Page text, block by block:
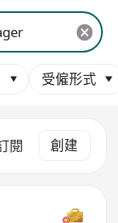
受僱形式
閱 創建